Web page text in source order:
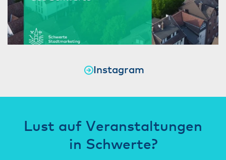
Instagram
Lust auf Veranstaltungen
in Schwerte?